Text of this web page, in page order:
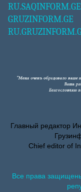
RU.SAQINFORM.GE
GRUZINFORM.GE
Главный редактор
Chief editor of
Все права